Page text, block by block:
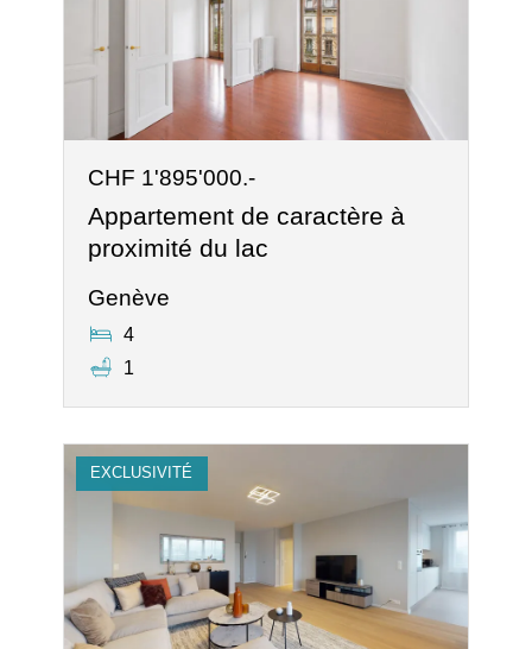
CHF 1'895'000.-
Appartement de caractère à
proximité du lac
Genève
4
1
EXCLUSIVITÉ